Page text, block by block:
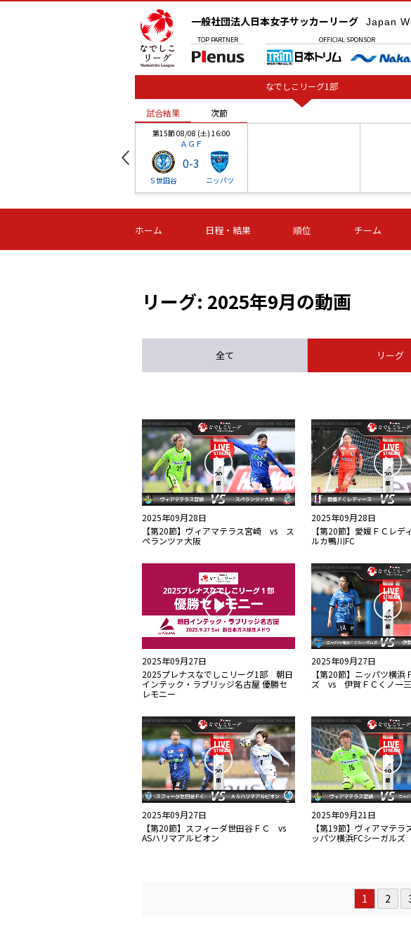
一般社団法人日本女子サッカーリーグ Japan
TOP PARTNER OFFICIAL SPONSOR
なでしこリーグ1部
試合結果 次節
第15節 08/08 (土) 16:00
ＡＧＦ
Ｓ世田谷
0-3
ニッパツ
-
第16節 09/05 (土) 15:00
ニッパツ
-
第16節 09/05 (土) 15:00
石人の星
-
第16節
試合結果 次節
ホーム 日程・結果 順位 チーム
リーグ: 2025年9月の動画
全て リーグ
2025年09月28日
【第20節】ヴィアマテラス宮崎 vs ス
ペランツァ大阪
2025年09月28日
【第20節】愛媛ＦＣレ
ルカ鴨川FC
2025年09月27日
2025プレナスなでしこリーグ1部 朝日
インテック・ラブリッジ名古屋 優勝セ
レモニー
2025年09月27日
【第20節】ニッパツ横浜
ズ vs 伊賀ＦＣくノ一
2025年09月27日
【第20節】スフィーダ世田谷ＦＣ vs
ASハリマアルビオン
2025年09月21日
【第19節】ヴィアマテ
ッパツ横浜FCシーガルズ
1 2